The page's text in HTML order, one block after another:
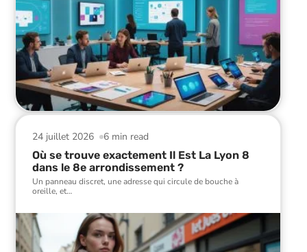
6 min read
24 juillet 2026
Où se trouve exactement Il Est La Lyon 8
dans le 8e arrondissement ?
Un panneau discret, une adresse qui circule de bouche à
oreille, et…